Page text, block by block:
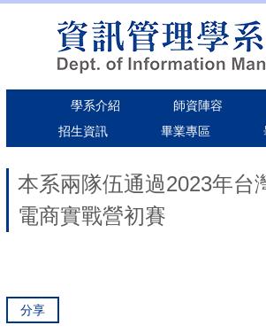
內
學系介紹 師資陣容
招生資訊
畢業專區
本系兩隊伍通過2023年台
電商實戰營初賽
分享